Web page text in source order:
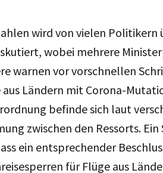
wird von vielen Politikern
wobei mehrere
warnen vor vorschnellen
Ländern mit Corona-
befinde sich laut
zwischen den Ressorts. Ein
ein entsprechender
für Flüge aus